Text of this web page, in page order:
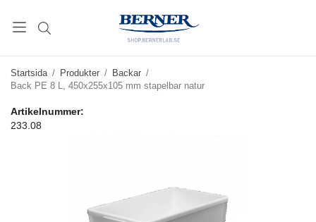
Startsida / Produkter / Backar /
Back PE 8 L, 450x255x105 mm stapelbar natur
Artikelnummer:
233.08